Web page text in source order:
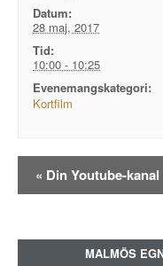
Datum:
28 maj, 2017
Tid:
10:00 - 10:25
Evenemangskategori:
Kortfilm
« Din Youtube-kanal
MALMÖS